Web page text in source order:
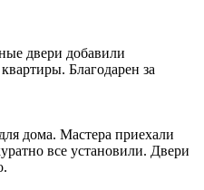
двери добавили
Благодарен за
дома. Мастера приехали
все установили. Двери